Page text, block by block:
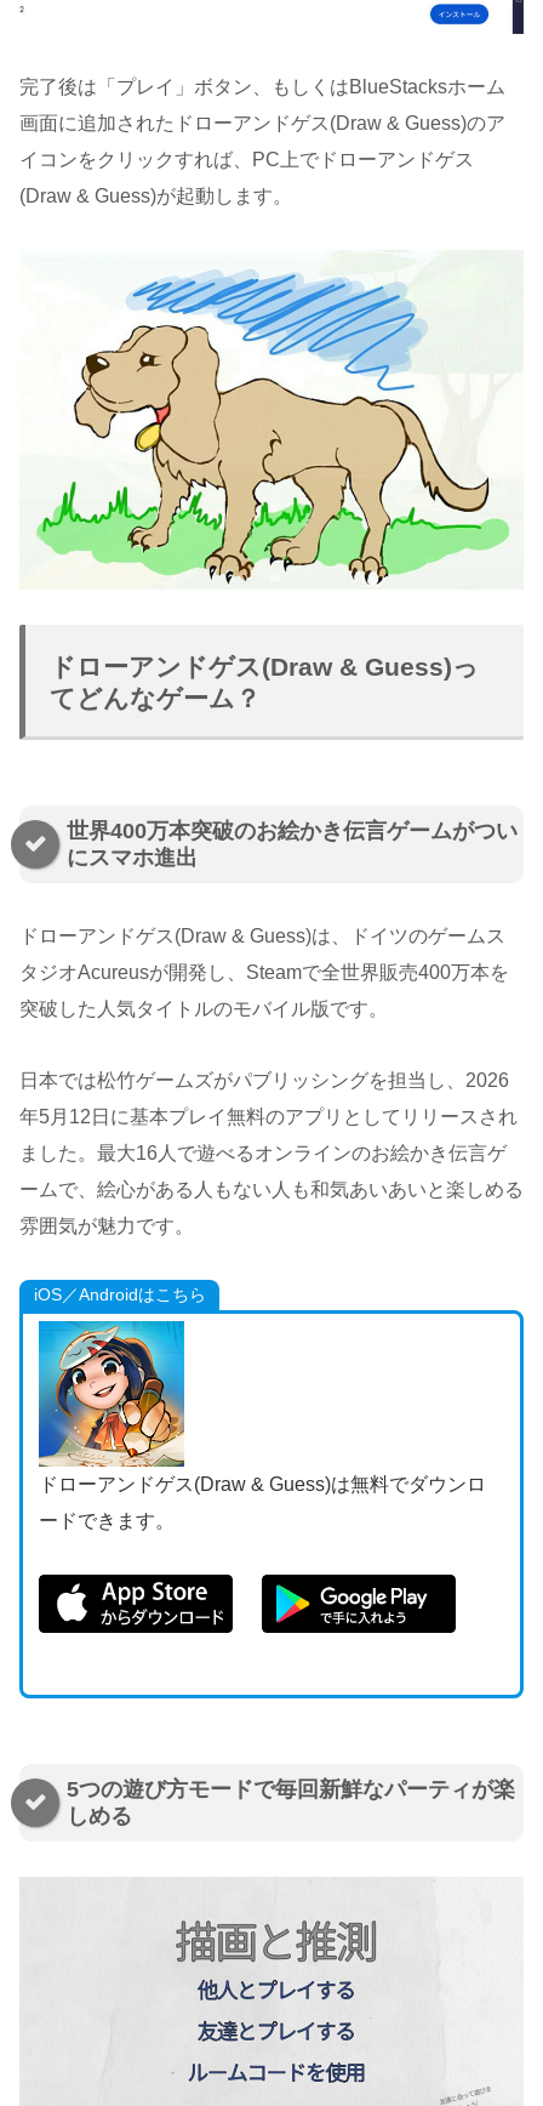
完了後は「プレイ」ボタン、もしくはBlueStacksホーム
画面に追加されたドローアンドゲス(Draw & Guess)のア
イコンをクリックすれば、PC上でドローアンドゲス
(Draw & Guess)が起動します。
ドローアンドゲス(Draw & Guess)っ
てどんなゲーム？
世界400万本突破のお絵かき伝言ゲームがつい
にスマホ進出
ドローアンドゲス(Draw & Guess)は、ドイツのゲームス
タジオAcureusが開発し、Steamで全世界販売400万本を
突破した人気タイトルのモバイル版です。
日本では松竹ゲームズがパブリッシングを担当し、2026
年5月12日に基本プレイ無料のアプリとしてリリースされ
ました。最大16人で遊べるオンラインのお絵かき伝言ゲ
ームで、絵心がある人もない人も和気あいあいと楽しめる
雰囲気が魅力です。
iOS／Androidはこちら
ドローアンドゲス(Draw & Guess)は無料でダウンロ
ードできます。
5つの遊び方モードで毎回新鮮なパーティが楽
しめる